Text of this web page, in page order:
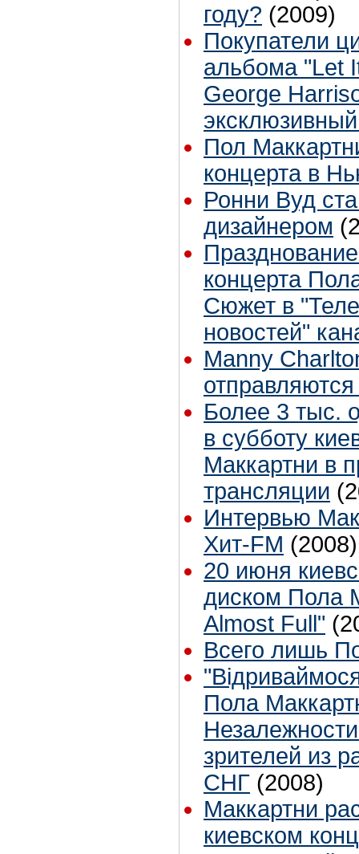
году? (2009)
Покупатели
альбома "Let
George
Пол
концерта в
Ронни Вуд
дизайнером
концерта
Сюжет в
новостей"
Manny
отправляются
Более 3 тыс.
в субботу
Маккартни в
трансляции
Интервью
Хит-FM (2008)
20 июня
диском Пола
Almost Full"
Всего лишь
Пола
зрителей из
СНГ (2008)
Маккартни
киевском